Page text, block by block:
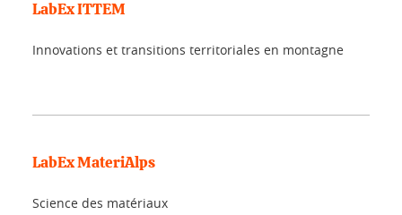
LabEx ITTEM
Innovations et transitions territoriales en montagne
LabEx MateriAlps
Science des matériaux